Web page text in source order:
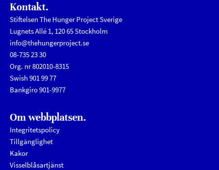
Kontakt.
Stiftelsen The Hunger Project Sverige
Lugnets Allé 1, 120 65 Stockholm
info@thehungerproject.se
08-735 23 30
Org. nr 802010-8315
Swish 901 99 77
Bankgiro 901-9977
Om webbplatsen.
Integritetspolicy
Tillgänglighet
Kakor
Visselblåsartjänst